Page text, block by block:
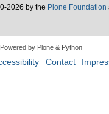
2026 by the Plone Foundation
Powered by Plone & Python
Contact